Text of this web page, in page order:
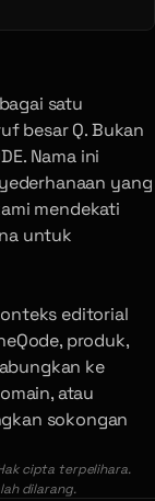
satu
besar Q. Bukan
Nama ini
yang
mendekati
untuk
editorial
produk,
ke
atau
sokongan
cipta terpelihara.
dilarang.